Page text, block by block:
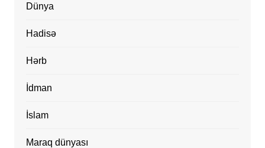
Dünya
Hadisə
Hərb
İdman
İslam
Maraq dünyası